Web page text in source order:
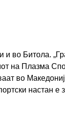
и во Битола.
на Плазма
во
настан е